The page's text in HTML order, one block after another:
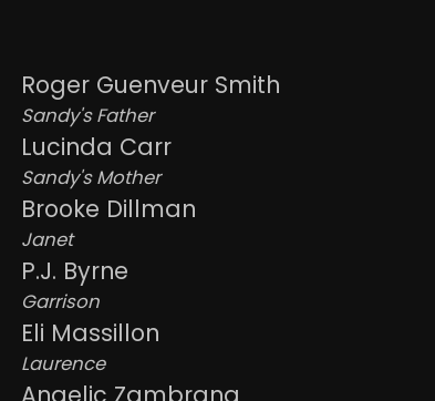
Roger Guenveur Smith
Sandy's Father
Lucinda Carr
Sandy's Mother
Brooke Dillman
Janet
P.J. Byrne
Garrison
Eli Massillon
Laurence